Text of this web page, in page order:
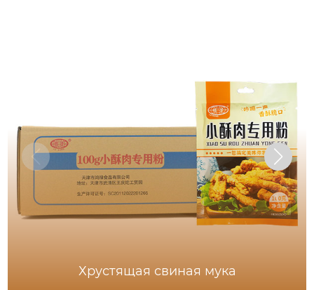
Хрустящая свиная мука